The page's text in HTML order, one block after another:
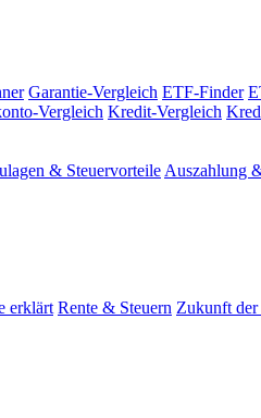
Garantie-Vergleich ETF-Finder
Vergleich Kredit-Vergleich
& Steuervorteile Auszahlung
erklärt Rente & Steuern Zukunft der